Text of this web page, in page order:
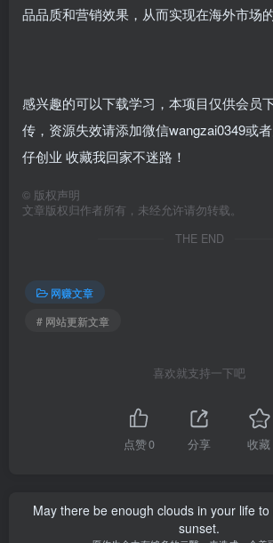
品品质和营销效果，从而实现在海外市场的
感兴趣的可以下载学习，本项目仅供会员
传，资源失效请添加微信wangzai0349或
仔创业 收藏我回家不迷路！
© 版权声明
文章版权归作者所有，未经允许请勿转载。
THE END
网赚文章
# 网站更新文章
喜欢就支持一下吧
点赞0 分享 收藏
May there be enough clouds in your life
sunset.